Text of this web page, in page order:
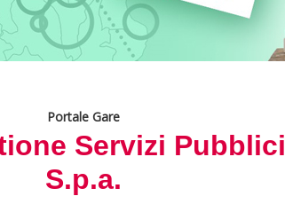
Portale Gare
Servizi Pubblici
S.p.a.